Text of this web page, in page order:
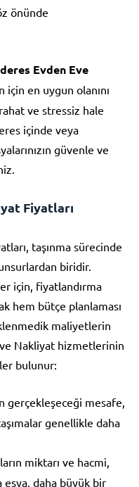
önünde
Evden Eve
için en uygun olanını
ve stressiz hale
içinde veya
güvenle ve
Fiyatları
taşınma sürecinde
biridir.
için, fiyatlandırma
hem bütçe planlaması
maliyetlerin
Nakliyat hizmetlerinin
bulunur:
gerçekleşeceği mesafe,
genellikle daha
miktarı ve hacmi,
eşya, daha büyük bir